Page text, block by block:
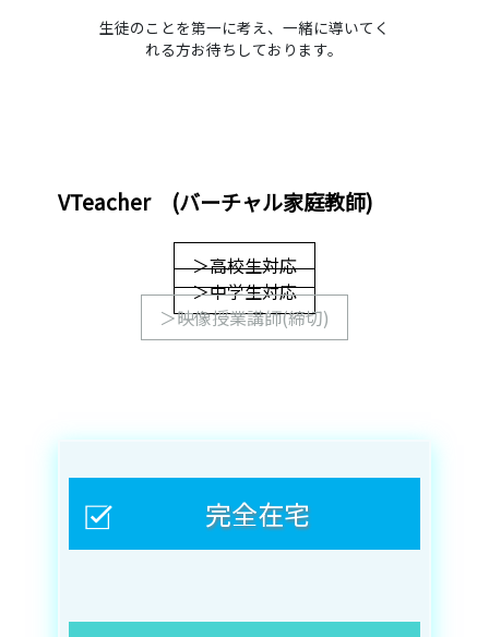
生徒のことを第一に考え、一緒に導いてく
れる方お待ちしております。
VTeacher (バーチャル家庭教師)
＞高校生対応
＞中学生対応
＞映像授業講師(締切)
完全在宅